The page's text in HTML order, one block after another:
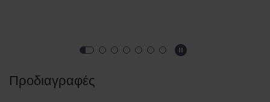
Προδιαγραφές